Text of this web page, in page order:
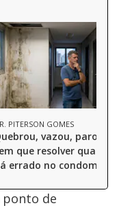
PITERSON GOMES
vazou, parou:
que resolver quando
errado no
ponto de